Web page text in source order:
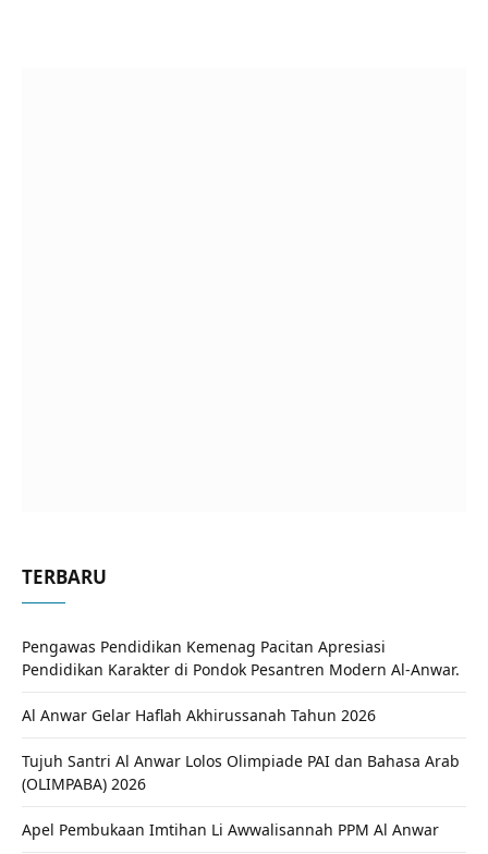
TERBARU
Pengawas Pendidikan Kemenag Pacitan Apresiasi
Pendidikan Karakter di Pondok Pesantren Modern Al-Anwar.
Al Anwar Gelar Haflah Akhirussanah Tahun 2026
Tujuh Santri Al Anwar Lolos Olimpiade PAI dan Bahasa Arab
(OLIMPABA) 2026
Apel Pembukaan Imtihan Li Awwalisannah PPM Al Anwar